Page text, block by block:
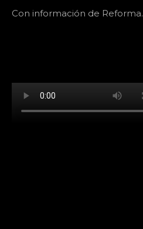
Con información de Reforma.